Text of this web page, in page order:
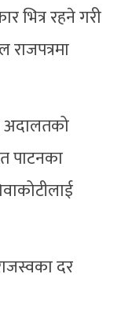
भित्र रहने गरी
अदालतको
पाटनका
दर